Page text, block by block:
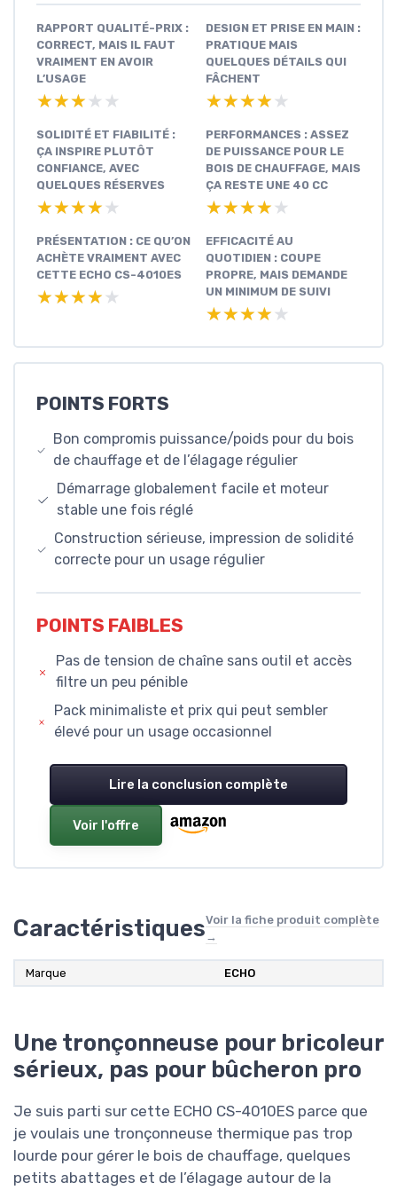
RAPPORT QUALITÉ-PRIX :
CORRECT, MAIS IL FAUT
VRAIMENT EN AVOIR
L’USAGE
★★★★★
★★★★★
DESIGN ET PRISE EN MAIN :
PRATIQUE MAIS
QUELQUES DÉTAILS QUI
FÂCHENT
★★★★★
★★★★★
SOLIDITÉ ET FIABILITÉ :
ÇA INSPIRE PLUTÔT
CONFIANCE, AVEC
QUELQUES RÉSERVES
★★★★★
★★★★★
PERFORMANCES : ASSEZ
DE PUISSANCE POUR LE
BOIS DE CHAUFFAGE, MAIS
ÇA RESTE UNE 40 CC
★★★★★
★★★★★
PRÉSENTATION : CE QU’ON
ACHÈTE VRAIMENT AVEC
CETTE ECHO CS-4010ES
★★★★★
★★★★★
EFFICACITÉ AU
QUOTIDIEN : COUPE
PROPRE, MAIS DEMANDE
UN MINIMUM DE SUIVI
★★★★★
★★★★★
POINTS FORTS
Bon compromis puissance/poids pour du bois
de chauffage et de l’élagage régulier
Démarrage globalement facile et moteur
stable une fois réglé
Construction sérieuse, impression de solidité
correcte pour un usage régulier
POINTS FAIBLES
Pas de tension de chaîne sans outil et accès
filtre un peu pénible
Pack minimaliste et prix qui peut sembler
élevé pour un usage occasionnel
Lire la conclusion complète
Voir l'offre
CaractéristiquesVoir la fiche produit complète
→
Marque ECHO
Une tronçonneuse pour bricoleur
sérieux, pas pour bûcheron pro
Je suis parti sur cette ECHO CS-4010ES parce que
je voulais une tronçonneuse thermique pas trop
lourde pour gérer le bois de chauffage, quelques
petits abattages et de l’élagage autour de la